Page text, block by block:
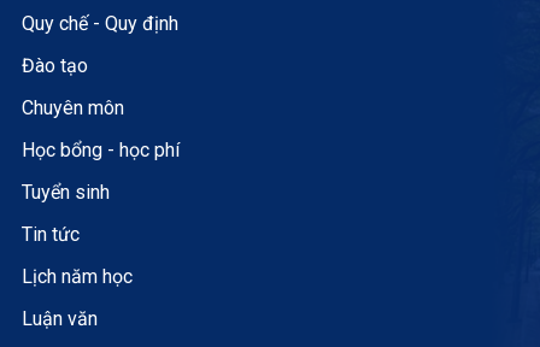
Quy chế - Quy định
Đào tạo
Chuyên môn
Học bổng - học phí
Tuyển sinh
Tin tức
Lịch năm học
Luận văn